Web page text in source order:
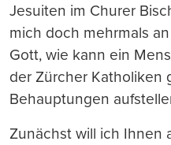
Jesuiten im Churer
mich doch mehrmals
Gott, wie kann ein
der Zürcher Katholiken
Behauptungen
Zunächst will ich Ihnen